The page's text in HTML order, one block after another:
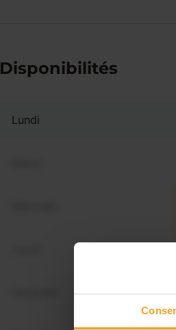
Disponibilités
Lundi